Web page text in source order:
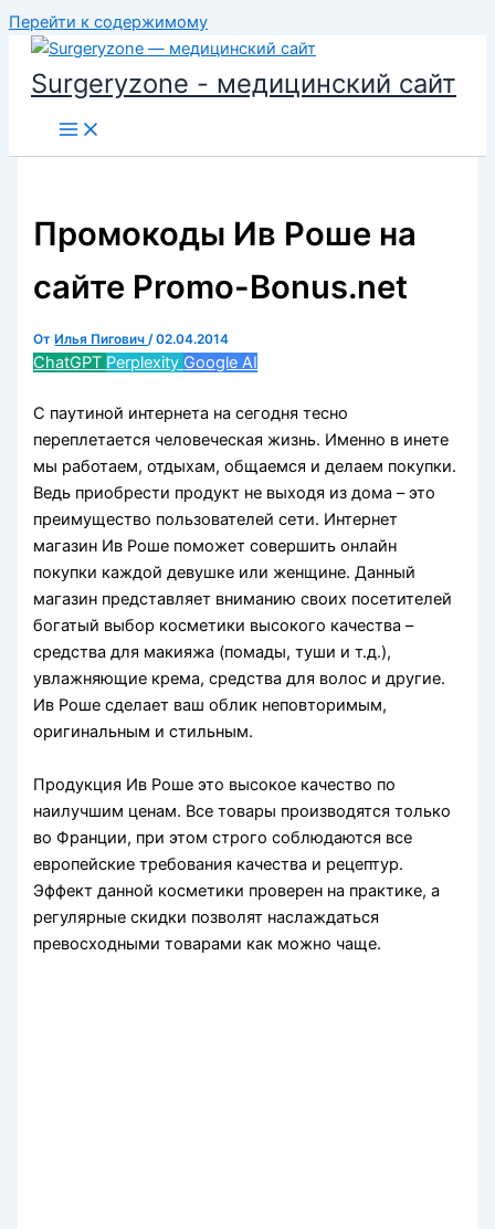
Перейти к содержимому
Surgeryzone - медицинский сайт
Промокоды Ив Роше на
сайте Promo-Bonus.net
От Илья Пигович/02.04.2014
ChatGPT Perplexity Google AI
С паутиной интернета на сегодня тесно
переплетается человеческая жизнь. Именно в инете
мы работаем, отдыхам, общаемся и делаем покупки.
Ведь приобрести продукт не выходя из дома – это
преимущество пользователей сети. Интернет
магазин Ив Роше поможет совершить онлайн
покупки каждой девушке или женщине. Данный
магазин представляет вниманию своих посетителей
богатый выбор косметики высокого качества –
средства для макияжа (помады, туши и т.д.),
увлажняющие крема, средства для волос и другие.
Ив Роше сделает ваш облик неповторимым,
оригинальным и стильным.
Продукция Ив Роше это высокое качество по
наилучшим ценам. Все товары производятся только
во Франции, при этом строго соблюдаются все
европейские требования качества и рецептур.
Эффект данной косметики проверен на практике, а
регулярные скидки позволят наслаждаться
превосходными товарами как можно чаще.